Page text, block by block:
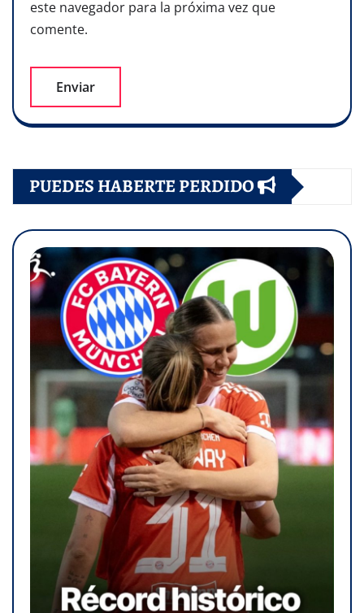
este navegador para la próxima vez que
comente.
PUEDES HABERTE PERDIDO